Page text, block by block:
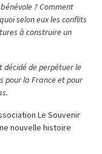
? Comment
selon eux les conflits
à construire un
décidé de perpétuer le
pour la France et pour
Le Souvenir
nouvelle histoire